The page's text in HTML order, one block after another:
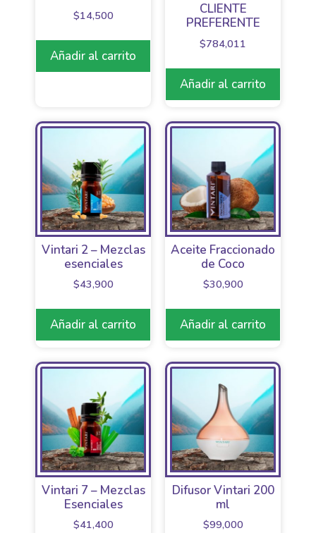
$14,500
Añadir al carrito
CLIENTE
PREFERENTE
$784,011
Añadir al carrito
Vintari 2 – Mezclas
esenciales
$43,900
Añadir al carrito
Aceite Fraccionado
de Coco
$30,900
Añadir al carrito
Vintari 7 – Mezclas
Esenciales
$41,400
Difusor Vintari 200
ml
$99,000